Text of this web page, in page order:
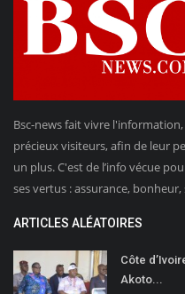
Bsc-news fait vivre
précieux visiteurs, afin de leur
un plus. C'est de l’info vécue
ses vertus : assurance,
ARTICLES ALÉATOIRES
Côte
Akoto...